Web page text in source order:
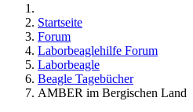
Startseite
Forum
Laborbeaglehilfe Forum
Laborbeagle
Beagle Tagebücher
AMBER im Bergischen Land